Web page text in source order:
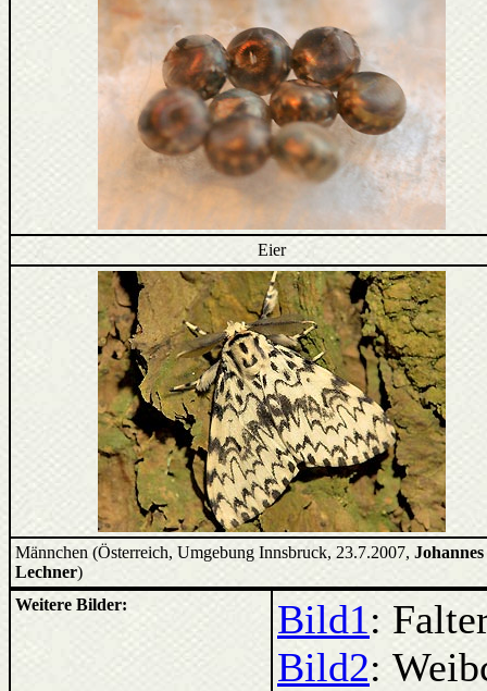
Eier
Männchen (Österreich, Umgebung Innsbruck, 23.7.2007, Johannes
Lechner)
Weitere Bilder:
Bild1:
Bild2: